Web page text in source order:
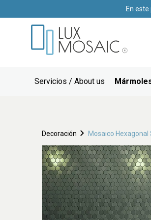
En
Servicios / About us
Decoración Mosaico Hexagonal